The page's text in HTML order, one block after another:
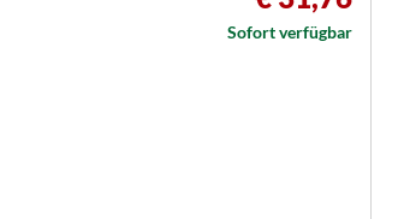
Sofort verfügbar